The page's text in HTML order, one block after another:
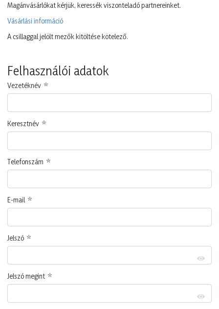
Magánvásárlókat kérjük, keressék viszonteladó partnereinket.
Vásárlási információ
A csillaggal jelölt mezők kitöltése kötelező.
Felhasználói adatok
Vezetéknév
Keresztnév
Telefonszám
E-mail
Jelszó
Jelszó megint